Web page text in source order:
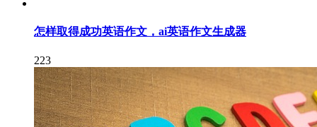
怎样取得成功英语作文，ai英语作文生成器
223